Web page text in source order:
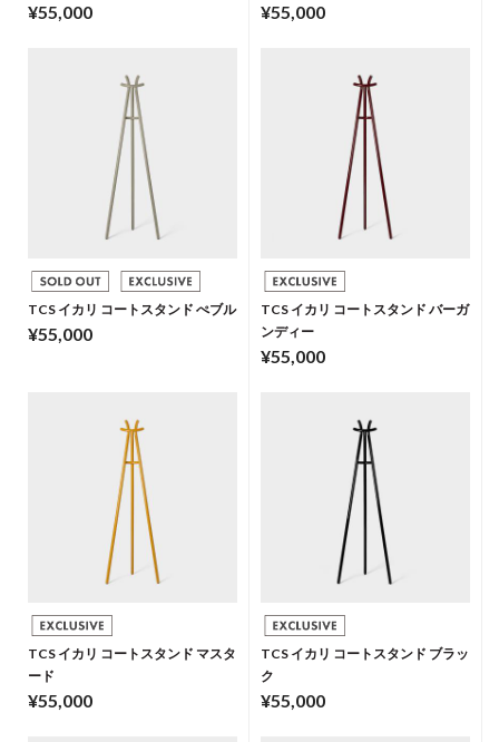
¥55,000 ¥55,000
TCS イカリ コートスタンド ぺブル
¥55,000
TCS イカリ コートスタンド バーガ
ンディー
¥55,000
TCS イカリ コートスタンド マスタ
ード
¥55,000
TCS イカリ コートスタンド ブラッ
ク
¥55,000